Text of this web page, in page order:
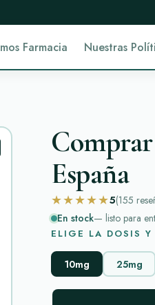
Farmacia Nuestras
España
★★★★★5(155
En stock— listo para
ELIGE LA DOSIS
10mg 25mg